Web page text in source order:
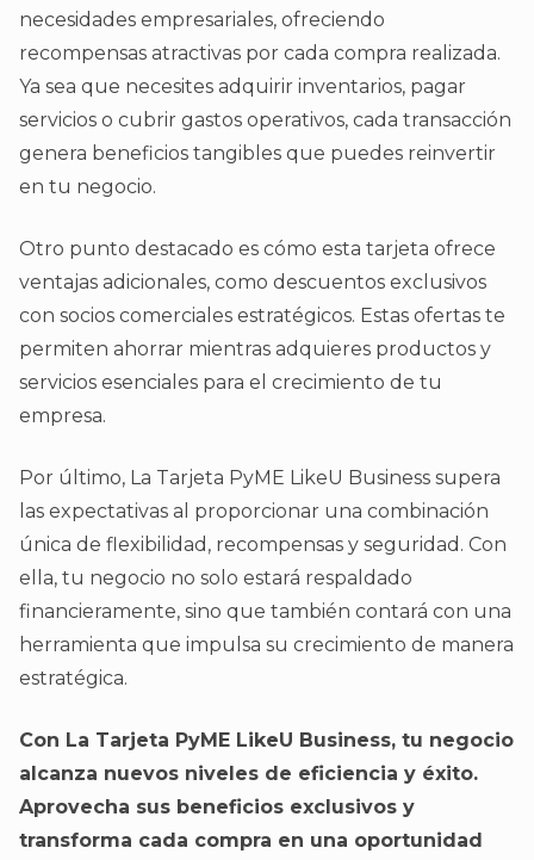
necesidades empresariales, ofreciendo
recompensas atractivas por cada compra realizada.
Ya sea que necesites adquirir inventarios, pagar
servicios o cubrir gastos operativos, cada transacción
genera beneficios tangibles que puedes reinvertir
en tu negocio.
Otro punto destacado es cómo esta tarjeta ofrece
ventajas adicionales, como descuentos exclusivos
con socios comerciales estratégicos. Estas ofertas te
permiten ahorrar mientras adquieres productos y
servicios esenciales para el crecimiento de tu
empresa.
Por último, La Tarjeta PyME LikeU Business supera
las expectativas al proporcionar una combinación
única de flexibilidad, recompensas y seguridad. Con
ella, tu negocio no solo estará respaldado
financieramente, sino que también contará con una
herramienta que impulsa su crecimiento de manera
estratégica.
Con La Tarjeta PyME LikeU Business, tu negocio
alcanza nuevos niveles de eficiencia y éxito.
Aprovecha sus beneficios exclusivos y
transforma cada compra en una oportunidad